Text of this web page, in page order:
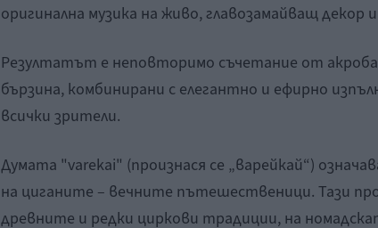
оригинална музика на живо, главозамайващ декор
Резултатът е неповторимо съчетание от
бързина, комбинирани с елегантно и ефирно
всички зрители.
Думата "varekai" (произнася се „варейкай“)
на циганите – вечните пътешественици. Тази
древните и редки циркови традиции, на